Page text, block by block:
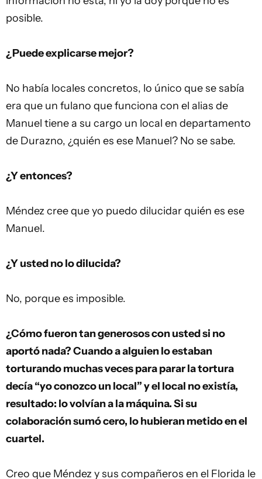
posible.
¿Puede explicarse mejor?
No había locales concretos, lo único que se sabía
era que un fulano que funciona con el alias de
Manuel tiene a su cargo un local en departamento
de Durazno, ¿quién es ese Manuel? No se sabe.
¿Y entonces?
Méndez cree que yo puedo dilucidar quién es ese
Manuel.
¿Y usted no lo dilucida?
No, porque es imposible.
¿Cómo fueron tan generosos con usted si no
aportó nada? Cuando a alguien lo estaban
torturando muchas veces para parar la tortura
decía “yo conozco un local” y el local no existía,
resultado: lo volvían a la máquina. Si su
colaboración sumó cero, lo hubieran metido en el
cuartel.
Creo que Méndez y sus compañeros en el Florida le